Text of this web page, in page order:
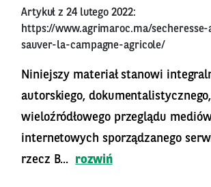
Artykuł z 24 lutego 2022:
https://www.agrimaroc.ma/
sauver-la-campagne-agricole/
Niniejszy materiał stanowi
autorskiego, dokumentalistycznego,
wieloźródłowego przeglądu
internetowych sporządzanego
rzecz B...
rozwiń